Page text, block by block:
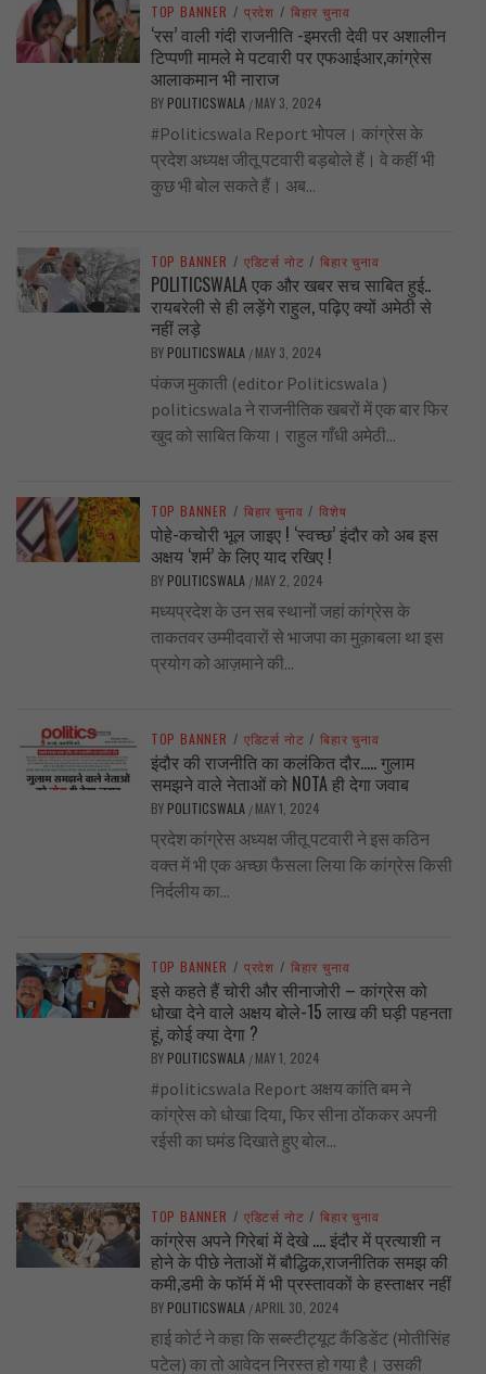
TOP BANNER / प्रदेश / बिहार चुनाव
‘रस’ वाली गंदी राजनीति -इमरती देवी पर अशालीन
टिप्पणी मामले मे पटवारी पर एफआईआर,कांग्रेस
आलाकमान भी नाराज
BY POLITICSWALA / MAY 3, 2024
#Politicswala Report भोपल। कांग्रेस के
प्रदेश अध्यक्ष जीतू पटवारी बड़बोले हैं। वे कहीं भी
कुछ भी बोल सकते हैं। अब...
TOP BANNER / एडिटर्स नोट / बिहार चुनाव
POLITICSWALA एक और खबर सच साबित हुई..
रायबरेली से ही लड़ेंगे राहुल, पढ़िए क्यों अमेठी से
नहीं लड़े
BY POLITICSWALA / MAY 3, 2024
पंकज मुकाती (editor Politicswala )
politicswala ने राजनीतिक खबरों में एक बार फिर
खुद को साबित किया। राहुल गाँधी अमेठी...
TOP BANNER / बिहार चुनाव / विशेष
पोहे-कचोरी भूल जाइए ! ‘स्वच्छ’ इंदौर को अब इस
अक्षय ‘शर्म’ के लिए याद रखिए !
BY POLITICSWALA / MAY 2, 2024
मध्यप्रदेश के उन सब स्थानों जहां कांग्रेस के
ताकतवर उम्मीदवारों से भाजपा का मुक़ाबला था इस
प्रयोग को आज़माने की...
TOP BANNER / एडिटर्स नोट / बिहार चुनाव
इंदौर की राजनीति का कलंकित दौर….. गुलाम
समझने वाले नेताओं को NOTA ही देगा जवाब
BY POLITICSWALA / MAY 1, 2024
प्रदेश कांग्रेस अध्यक्ष जीतू पटवारी ने इस कठिन
वक्त में भी एक अच्छा फैसला लिया कि कांग्रेस किसी
निर्दलीय का...
TOP BANNER / प्रदेश / बिहार चुनाव
इसे कहते हैं चोरी और सीनाजोरी – कांग्रेस को
धोखा देने वाले अक्षय बोले-15 लाख की घड़ी पहनता
हूं, कोई क्या देगा ?
BY POLITICSWALA / MAY 1, 2024
#politicswala Report अक्षय कांति बम ने
कांग्रेस को धोखा दिया, फिर सीना ठोंककर अपनी
रईसी का घमंड दिखाते हुए बोल...
TOP BANNER / एडिटर्स नोट / बिहार चुनाव
कांग्रेस अपने गिरेबां में देखे …. इंदौर में प्रत्याशी न
होने के पीछे नेताओं में बौद्धिक,राजनीतिक समझ की
कमी,डमी के फॉर्म में भी प्रस्तावकों के हस्ताक्षर नहीं
BY POLITICSWALA /APRIL 30, 2024
हाई कोर्ट ने कहा कि सब्स्टीट्यूट कैंडिडेंट (मोतीसिंह
पटेल) का तो आवेदन निरस्त हो गया है। उसकी